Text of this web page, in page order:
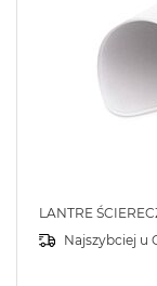
LANTRE
Najszybciej u